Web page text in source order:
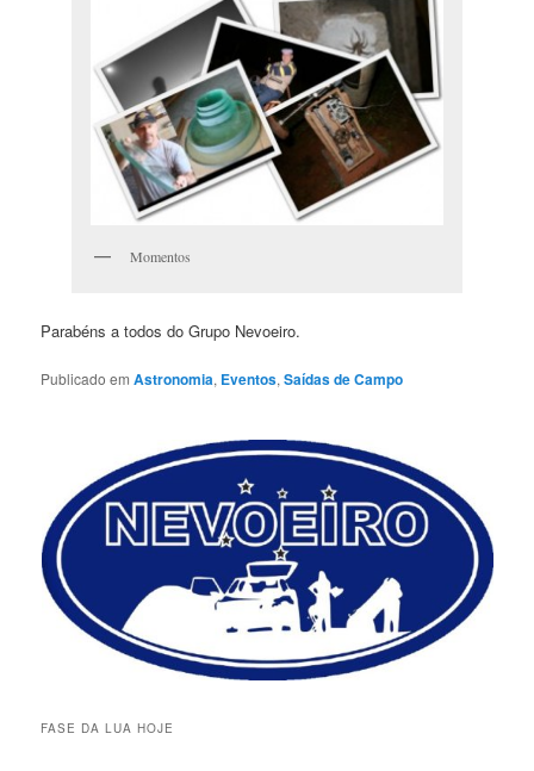
Momentos
Parabéns a todos do Grupo Nevoeiro.
Publicado em Astronomia, Eventos,Saídas de Campo
FASE DA LUA HOJE